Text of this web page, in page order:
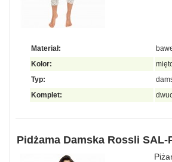
Materiał:
Kolor:
Typ:
Komplet:
Pidżama Damska Rossli SAL-